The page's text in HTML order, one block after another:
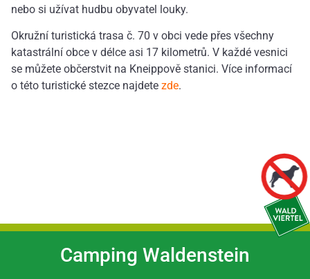
nebo si užívat hudbu obyvatel louky.
Okružní turistická trasa č. 70 v obci vede přes všechny
katastrální obce v délce asi 17 kilometrů. V každé vesnici
se můžete občerstvit na Kneippově stanici. Více informací
o této turistické stezce najdete zde.
Camping Waldenstein